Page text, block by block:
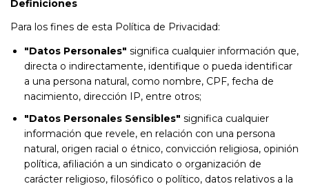
Definiciones
Para los fines de esta Política de Privacidad:
"Datos Personales" significa cualquier información que,
directa o indirectamente, identifique o pueda identificar
a una persona natural, como nombre, CPF, fecha de
nacimiento, dirección IP, entre otros;
"Datos Personales Sensibles" significa cualquier
información que revele, en relación con una persona
natural, origen racial o étnico, convicción religiosa, opinión
política, afiliación a un sindicato o organización de
carácter religioso, filosófico o político, datos relativos a la